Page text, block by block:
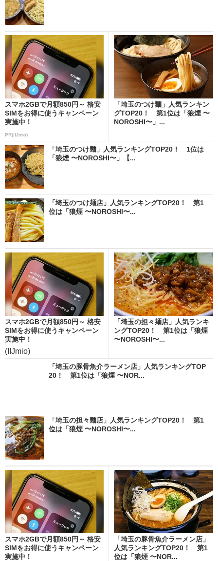
スマホ2GBで月額850円～ 格安
SIMをお得に使うキャンペーン
実施中！
PR(IIJmio)
「埼玉のつけ麺」人気ランキン
グTOP20！ 第1位は「狼煙 〜
NOROSHI〜」...
「埼玉のつけ麺」人気ランキングTOP20！ 1位は
「狼煙 〜NOROSHI〜」【...
「埼玉のつけ麺店」人気ランキングTOP20！ 第1
位は「狼煙 〜NOROSHI〜...
スマホ2GBで月額850円～ 格安
SIMをお得に使うキャンペーン
実施中！
(IIJmio)
「埼玉の担々麺店」人気ランキ
ングTOP20！ 第1位は「狼煙
〜NOROSHI〜...
「埼玉の豚骨魚介ラーメン店」人気ランキングTOP
20！ 第1位は「狼煙 〜NOR...
「埼玉の担々麺店」人気ランキングTOP20！ 第1
位は「狼煙 〜NOROSHI〜...
スマホ2GBで月額850円～ 格安
SIMをお得に使うキャンペーン
実施中！
「埼玉の豚骨魚介ラーメン店」
人気ランキングTOP20！ 第1
位は「狼煙 〜NOR...